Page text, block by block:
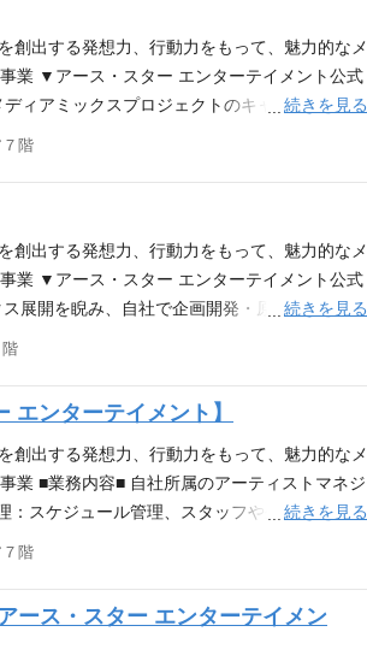
い方でも是非ご応募ください。なお、最低1
が継続で1年以上 Word、Excel、PowerPoint
バーと双方向コミュニケーションを取りなが
当社のマインド及びビジョンへ共感してくれ
思いやりとスピード感のあるコミュニケーシ
ートサイト https://www.earthstar.co.jp/ ▼社
提案を行なうチャンスもございます。 ＜ 具
等）での広報宣伝企画の立案実施 ★各種催
のほか、以下の業務もご担当いただきます。
ー等のライティング・配信 PR（新規開拓・取
SNS/紙/OOH/交通/TVなど） 宣材ディレク
グループ内でのインナー広報 (変更の範囲)
とができます 【必須条件】 広告会社、PR会
がある方を優遇いたします。 ※ポテンシャル
ます。 デジタルプロモーション（①Twitter(X)
） 【求める人物像】 宣伝広報企画立ち上げ
てられる方 アニメやアイドル、Vtuberなどエ
ファンをワクワクさせるのが好きなアイディ
ース・スターエンターテイメントについて】
しております！こちらも是非ご覧ください！
創出する発想力、行動力をもって、魅力的なメ
業 ▼アース・スター エンターテイメント公式
ィアミックスプロジェクトのキャスティング
積極的に獲得するための営業活動もご担当い
メディアとのアライアンス営業 イベント・
当初よりメディアミックス展開を睨み、自
走らせていく、メディアミックスコンテンツ
ィアミックスコンテンツをリリースしており
【補講男子】 https://www.hoko
タレント・芸能）の現場対応、案件獲得経験
ポートすることが得意な方 人の成長を心か
ださい！ https://note.com/earthstar
続きを見る
階
創出する発想力、行動力をもって、魅力的なメ
業 ▼アース・スター エンターテイメント公式
展開を睨み、自社で企画開発・原作を創出し
クスコンテンツを開発しています。自社で企
】【補講男子】というメディアミックスコン
、当社で開発・運営するメディアミックス
で一貫して携わっていただきます。 戦略立
に責任を持つポジションです。 具体的な業務
び構成作成 制作チームの組成・外部制作会
の運用 （動画アップロード、サムネ・概要
ンネル登録者数・視聴回数・CPA改善に向
同士コミュニケーションがとれる環境で
ができます。 【必須条件】 YouTubeチャン
続きを見る
エンターテイメント】
創出する発想力、行動力をもって、魅力的なメ
業 ■業務内容■ 自社所属のアーティストマネジ
：スケジュール管理、スタッフや外注先との調
備 予算/調整管理：スタジオ利用料、スタッ
フの手配、クオリティ確認 A&R/マネジメン
の適性や志向に応じて、将来的にはプロデュ
めるキャリアの両方が可能です。 【必須条
続きを見る
階
ース・スター エンターテイメン